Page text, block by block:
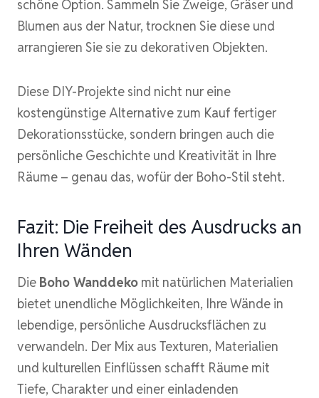
schöne Option. Sammeln Sie Zweige, Gräser und
Blumen aus der Natur, trocknen Sie diese und
arrangieren Sie sie zu dekorativen Objekten.
Diese DIY-Projekte sind nicht nur eine
kostengünstige Alternative zum Kauf fertiger
Dekorationsstücke, sondern bringen auch die
persönliche Geschichte und Kreativität in Ihre
Räume – genau das, wofür der Boho-Stil steht.
Fazit: Die Freiheit des Ausdrucks an
Ihren Wänden
Die Boho Wanddeko mit natürlichen Materialien
bietet unendliche Möglichkeiten, Ihre Wände in
lebendige, persönliche Ausdrucksflächen zu
verwandeln. Der Mix aus Texturen, Materialien
und kulturellen Einflüssen schafft Räume mit
Tiefe, Charakter und einer einladenden